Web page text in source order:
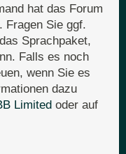
hat das Forum
Fragen Sie ggf.
Sprachpaket,
Falls es noch
wenn Sie es
dazu
Limited oder auf